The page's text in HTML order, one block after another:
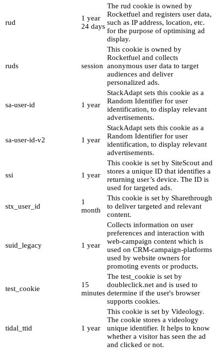
rud
1 year
24 days
The rud cookie is owned by
Rocketfuel and registers user data,
such as IP address, location, etc.
for the purpose of optimising ad
display.
ruds session
This cookie is owned by
Rocketfuel and collects
anonymous user data to target
audiences and deliver
personalized ads.
sa-user-id 1 year
StackAdapt sets this cookie as a
Random Identifier for user
identification, to display relevant
advertisements.
sa-user-id-v2 1 year
StackAdapt sets this cookie as a
Random Identifier for user
identification, to display relevant
advertisements.
ssi 1 year
This cookie is set by SiteScout and
stores a unique ID that identifies a
returning user’s device. The ID is
used for targeted ads.
stx_user_id
1
month
This cookie is set by Sharethrough
to deliver targeted and relevant
content.
suid_legacy 1 year
Collects information on user
preferences and interaction with
web-campaign content which is
used on CRM-campaign-platforms
used by website owners for
promoting events or products.
test_cookie
15
minutes
The test_cookie is set by
doubleclick.net and is used to
determine if the user's browser
supports cookies.
tidal_ttid 1 year
This cookie is set by Videology.
The cookie stores a videology
unique identifier. It helps to know
whether a visitor has seen the ad
and clicked or not.